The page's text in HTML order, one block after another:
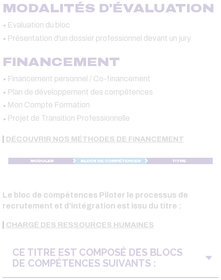
MODALITÉS D'ÉVALUATION
Evaluation du bloc
Présentation d'un dossier professionnel devant un jury
FINANCEMENT
Financement personnel / Co-financement
Plan de développement des compétences
Mon Compte Formation
Projet de Transition Professionnelle
DÉCOUVRIR NOS MÉTHODES DE FINANCEMENT
Le bloc de compétences Piloter le processus de
recrutement et d'intégration est issu du titre :
CHARGÉ DES RESSOURCES HUMAINES
CE TITRE EST COMPOSÉ DES BLOCS
DE COMPÉTENCES SUIVANTS :